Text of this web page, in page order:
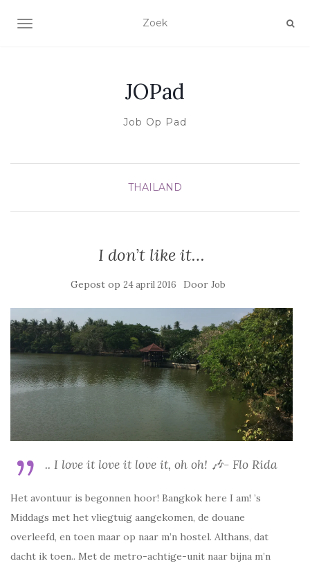
SCHAKEL NAVIGATIE
JOPad
Job Op Pad
THAILAND
I don’t like it…
Gepost op 24 april 2016 Door Job
.. I love it love it love it, oh oh! 🎶- Flo Rida
Het avontuur is begonnen hoor! Bangkok here I am! ’s
Middags met het vliegtuig aangekomen, de douane
overleefd, en toen maar op naar m’n hostel. Althans, dat
dacht ik toen.. Met de metro-achtige-unit naar bijna m’n